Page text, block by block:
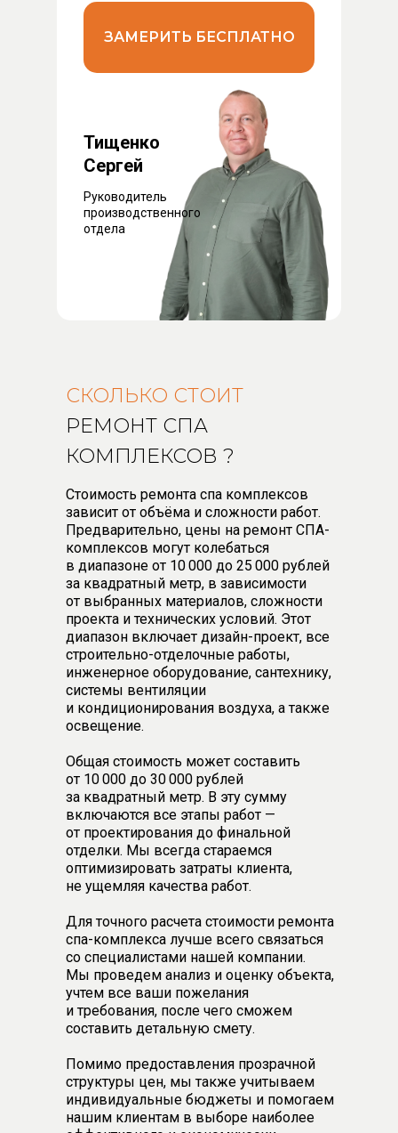
Тищенко
Сергей
Руководитель
производственного
отдела
ЗАМЕРИТЬ БЕСПЛАТНО
СКОЛЬКО СТОИТ
РЕМОНТ СПА
КОМПЛЕКСОВ ?
Стоимость ремонта спа комплексов
зависит от объёма и сложности работ.
Предварительно, цены на ремонт СПА-
комплексов могут колебаться
в диапазоне от 10 000 до 25 000 рублей
за квадратный метр, в зависимости
от выбранных материалов, сложности
проекта и технических условий. Этот
диапазон включает дизайн-проект, все
строительно-отделочные работы,
инженерное оборудование, сантехнику,
системы вентиляции
и кондиционирования воздуха, а также
освещение.
Общая стоимость может составить
от 10 000 до 30 000 рублей
за квадратный метр. В эту сумму
включаются все этапы работ —
от проектирования до финальной
отделки. Мы всегда стараемся
оптимизировать затраты клиента,
не ущемляя качества работ.
Для точного расчета стоимости ремонта
спа-комплекса лучше всего связаться
со специалистами нашей компании.
Мы проведем анализ и оценку объекта,
учтем все ваши пожелания
и требования, после чего сможем
составить детальную смету.
Помимо предоставления прозрачной
структуры цен, мы также учитываем
индивидуальные бюджеты и помогаем
нашим клиентам в выборе наиболее